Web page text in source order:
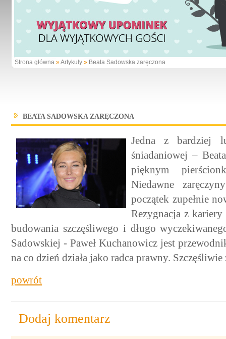
Strona główna »Artykuły » Beata Sadowska zaręczona
BEATA SADOWSKA ZARĘCZONA
Jedna z bardziej
śniadaniowej –
pięknym
Niedawne
początek zupełnie
Rezygnacja z
budowania szczęśliwego i długo
Sadowskiej - Paweł Kuchanowicz jest
na co dzień działa jako radca prawny.
powrót
Dodaj komentarz